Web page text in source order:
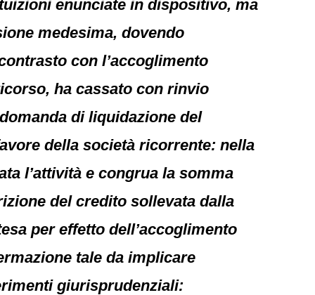
enunciate in dispositivo, ma
medesima, dovendo
con l’accoglimento
ha cassato con rinvio
di liquidazione del
della società ricorrente: nella
l’attività e congrua la somma
del credito sollevata dalla
per effetto dell’accoglimento
tale da implicare
giurisprudenziali: